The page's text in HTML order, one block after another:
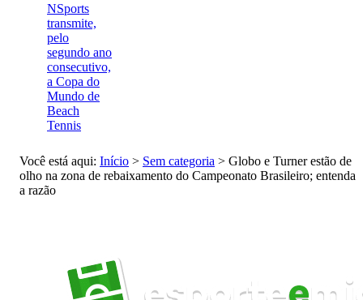
NSports
transmite,
pelo
segundo ano
consecutivo,
a Copa do
Mundo de
Beach
Tennis
Você está aqui: Início > Sem categoria > Globo e Turner estão de
olho na zona de rebaixamento do Campeonato Brasileiro; entenda
a razão